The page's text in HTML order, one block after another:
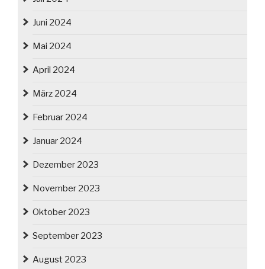
Juni 2024
Mai 2024
April 2024
März 2024
Februar 2024
Januar 2024
Dezember 2023
November 2023
Oktober 2023
September 2023
August 2023